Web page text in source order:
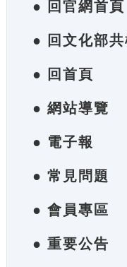
● 回官網首頁
● 回文化部
● 回首頁
● 網站導覽
● 電子報
● 常見問題
● 會員專區
● 重要公告